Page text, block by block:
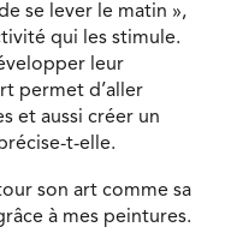
se lever le matin »,
qui les stimule.
leur
permet d’aller
et aussi créer un
t-elle.
son art comme sa
à mes peintures.